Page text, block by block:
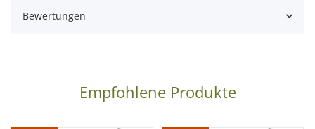
eine flexible Befestigung an Stangen mit einem
Flexible Befestigung:Für Lampenstative oder
Bewertungen
Empfohlene Produkte